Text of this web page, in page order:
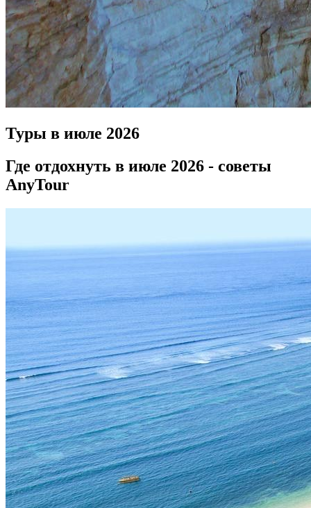
Туры в июле 2026
Где отдохнуть в июле 2026 - советы
AnyTour